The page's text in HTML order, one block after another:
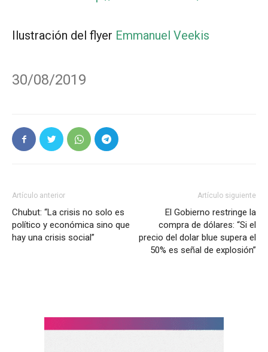
Ilustración del flyer Emmanuel Veekis
30/08/2019
Artículo anterior
Chubut: “La crisis no solo es
político y económica sino que
hay una crisis social”
Artículo siguiente
El Gobierno restringe la
compra de dólares: “Si el
precio del dolar blue supera el
50% es señal de explosión”